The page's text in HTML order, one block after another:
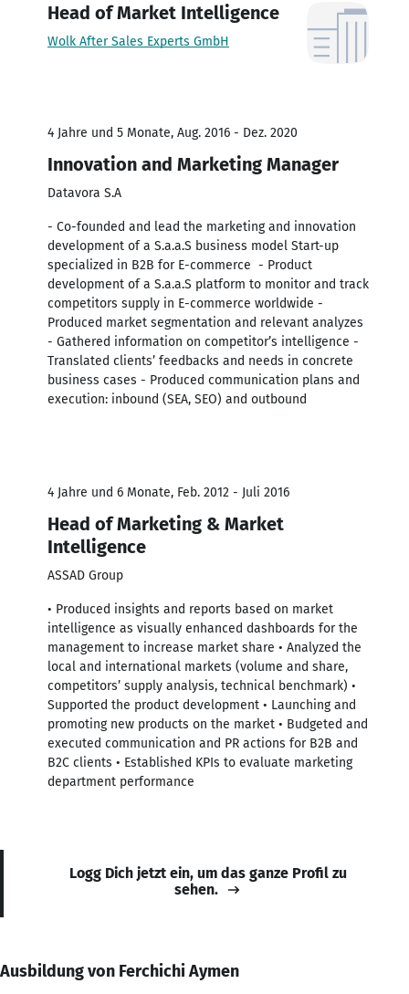
Head of Market Intelligence
Wolk After Sales Experts GmbH
4 Jahre und 5 Monate, Aug. 2016 - Dez. 2020
Innovation and Marketing Manager
Datavora S.A
- Co-founded and lead the marketing and innovation
development of a S.a.a.S business model Start-up
specialized in B2B for E-commerce - Product
development of a S.a.a.S platform to monitor and track
competitors supply in E-commerce worldwide -
Produced market segmentation and relevant analyzes
- Gathered information on competitor’s intelligence -
Translated clients’ feedbacks and needs in concrete
business cases - Produced communication plans and
execution: inbound (SEA, SEO) and outbound
4 Jahre und 6 Monate, Feb. 2012 - Juli 2016
Head of Marketing & Market
Intelligence
ASSAD Group
• Produced insights and reports based on market
intelligence as visually enhanced dashboards for the
management to increase market share • Analyzed the
local and international markets (volume and share,
competitors’ supply analysis, technical benchmark) •
Supported the product development • Launching and
promoting new products on the market • Budgeted and
executed communication and PR actions for B2B and
B2C clients • Established KPIs to evaluate marketing
department performance
Logg Dich jetzt ein, um das ganze Profil zu
sehen.
Ausbildung von Ferchichi Aymen